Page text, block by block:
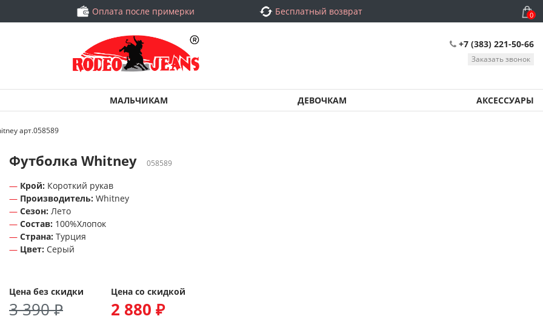
Оплата после примерки Бесплатный возврат 0
+7 (383) 221-50-66
Заказать звонок
МАЛЬЧИКАМ ДЕВОЧКАМ АКСЕССУАРЫ
арт.058589
Футболка Whitney 058589
Крой: Короткий рукав
Производитель: Whitney
Сезон: Лето
Состав: 100%Хлопок
Страна: Турция
Цвет: Серый
Цена без скидки
3 390 ₽
Цена со скидкой
2 880 ₽